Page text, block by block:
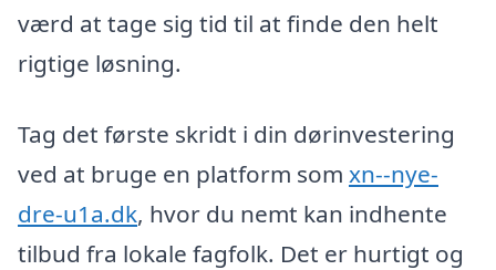
værd at tage sig tid til at finde den helt
rigtige løsning.
Tag det første skridt i din dørinvestering
ved at bruge en platform som xn--nye-
dre-u1a.dk, hvor du nemt kan indhente
tilbud fra lokale fagfolk. Det er hurtigt og